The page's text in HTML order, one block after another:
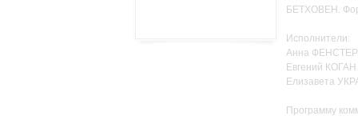
БЕТХОВЕН.
Исполнители:
Анна ФЕНСТЕР
Евгений
Елизавета
Программу